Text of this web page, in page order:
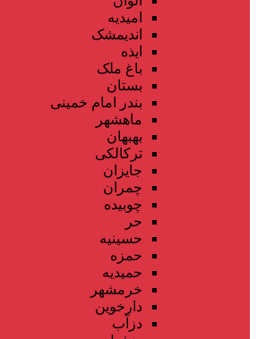
امیدیه
اندیمشک
ایذه
باغ ملک
بستان
بندر امام خمینی
ماهشهر
بهبهان
ترکالکی
جایزان
چمران
چوبیده
حر
حسینیه
حمزه
حمیدیه
خرمشهر
دارخوین
دزآب